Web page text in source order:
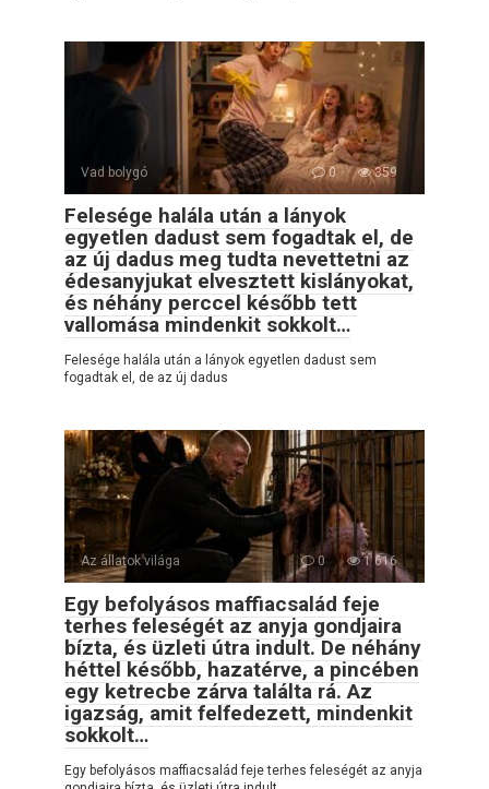
Vad bolygó 0 359
Felesége halála után a lányok
egyetlen dadust sem fogadtak el, de
az új dadus meg tudta nevettetni az
édesanyjukat elvesztett kislányokat,
és néhány perccel később tett
vallomása mindenkit sokkolt…
Felesége halála után a lányok egyetlen dadust sem
fogadtak el, de az új dadus
Az állatok világa 0 1 616
Egy befolyásos maffiacsalád feje
terhes feleségét az anyja gondjaira
bízta, és üzleti útra indult. De néhány
héttel később, hazatérve, a pincében
egy ketrecbe zárva találta rá. Az
igazság, amit felfedezett, mindenkit
sokkolt…
Egy befolyásos maffiacsalád feje terhes feleségét az anyja